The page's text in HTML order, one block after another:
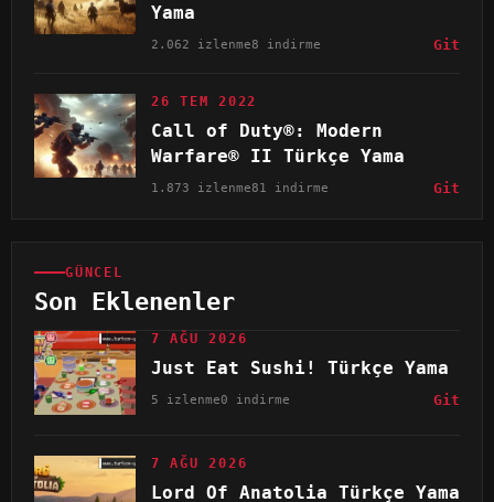
Yama
2.062 izlenme8 indirme Git
26 TEM 2022
Call of Duty®: Modern
Warfare® II Türkçe Yama
1.873 izlenme81 indirme Git
GÜNCEL
Son Eklenenler
7 AĞU 2026
Just Eat Sushi! Türkçe Yama
5 izlenme0 indirme Git
7 AĞU 2026
Lord Of Anatolia Türkçe Yama